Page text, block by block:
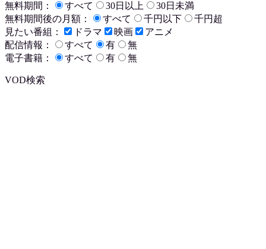
無料期間：
すべて 30日以上
30日未満
無料期間後の月額：
すべて 千円以下
千円超
見たい番組：
ドラマ 映画
アニメ
配信情報：
すべて 有
無
電子書籍：
すべて 有 無
VOD検索